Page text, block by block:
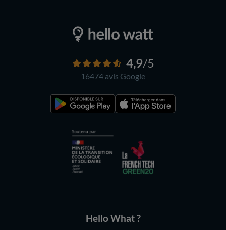
4,9/5
16474 avis Google
Hello What ?